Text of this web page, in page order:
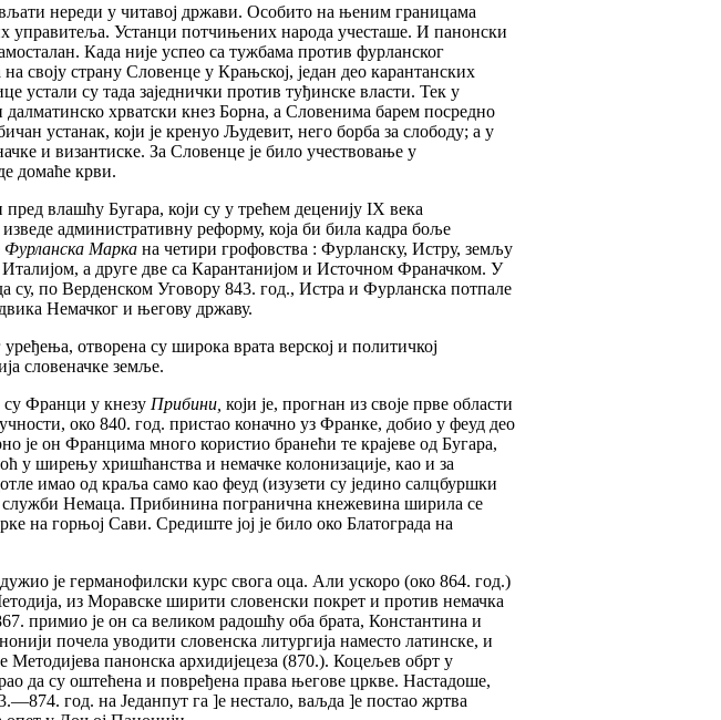
нереди у читавој држави. Особито на њеним границама
управитеља. Устанци потчињених народа учесташе. И панонски
Када није успео са тужбама против фурланског
своју страну Словенце у Крањској, један део карантанских
устали су тада заједнички против туђинске власти. Тек у
хрватски кнез Борна, а Словенима барем посредно
устанак, који је кренуо Људевит, него борба за слободу; а у
и византиске. За Словенце је било учествовање у
домаће крви.
влашћу Бугара, који су у трећем деценију IX века
административну реформу, која би била кадра боље
Фурланска Марка на четири грофовства : Фурланску, Истру, земљу
а друге две са Карантанијом и Источном Франачком. У
су, по Верденском Уговору 843. год., Истра и Фурланска потпале
Немачког и његову државу.
отворена су широка врата верској и политичкој
словеначке земље.
су Франци у кнезу Прибини, који је, прогнан из своје прве области
око 840. год. пристао коначно уз Франке, добио у феуд део
је он Францима много користио бранећи те крајеве од Бугара,
у ширењу хришћанства и немачке колонизације, као и за
имао од краља само као феуд (изузети су једино салцбуршки
служби Немаца. Прибинина погранична кнежевина ширила се
на горњој Сави. Средиште јој је било око Блатограда на
је германофилски курс свога оца. Али ускоро (око 864. год.)
из Моравске ширити словенски покрет и против немачка
примио је он са великом радошћу оба брата, Константина и
почела уводити словенска литургија наместо латинске, и
Методијева панонска архидијецеза (870.). Коцељев обрт у
да су оштећена и повређена права његове цркве. Настадоше,
год. на Једанпут га ]е нестало, ваљда ]е постао жртва